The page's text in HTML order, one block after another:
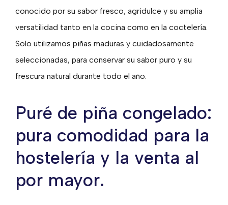
conocido por su sabor fresco, agridulce y su amplia
versatilidad tanto en la cocina como en la coctelería.
Solo utilizamos piñas maduras y cuidadosamente
seleccionadas, para conservar su sabor puro y su
frescura natural durante todo el año.
Puré de piña congelado:
pura comodidad para la
hostelería y la venta al
por mayor.